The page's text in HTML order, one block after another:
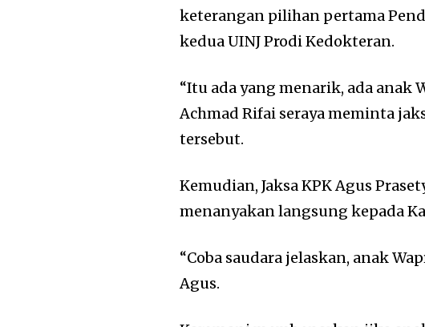
keterangan pilihan pertama
kedua UINJ Prodi Kedokteran.
“Itu ada yang menarik, ada anak
Achmad Rifai seraya meminta
tersebut.
Kemudian, Jaksa KPK Agus
menanyakan langsung kepada
“Coba saudara jelaskan, anak
Agus.